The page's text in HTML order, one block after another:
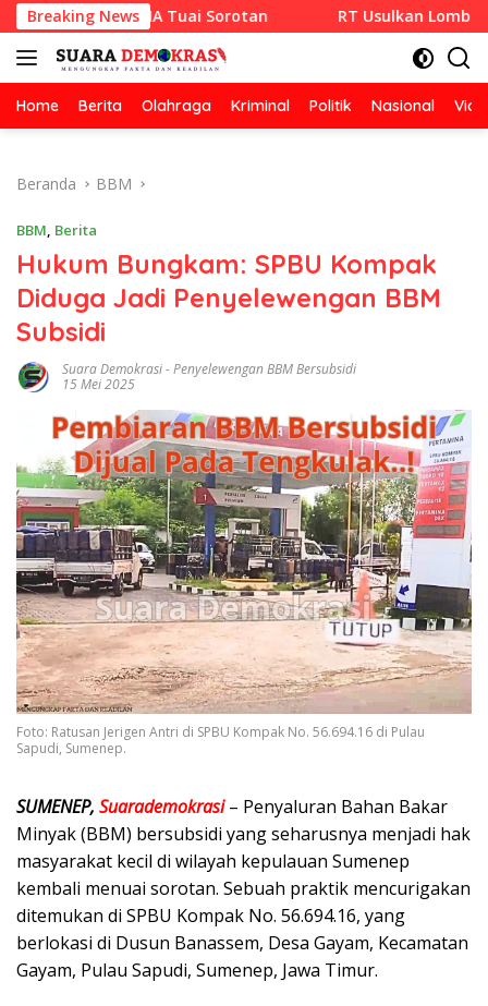
Langsung
ke
konten
Breaking News
SETIA Tuai Sorotan RT Usulkan Lomba
Home Berita Olahraga Kriminal Politik Nasional
Beranda BBM
BBM, Berita
Hukum Bungkam: SPBU Kompak
Diduga Jadi Penyelewengan BBM
Subsidi
Suara Demokrasi-Penyelewengan BBM Bersubsidi
15 Mei 2025
Foto: Ratusan Jerigen Antri di SPBU Kompak No. 56.694.16 di Pulau
Sapudi, Sumenep.
SUMENEP, Suarademokrasi– Penyaluran Bahan Bakar
Minyak (BBM) bersubsidi yang seharusnya menjadi hak
masyarakat kecil di wilayah kepulauan Sumenep
kembali menuai sorotan. Sebuah praktik mencurigakan
ditemukan di SPBU Kompak No. 56.694.16, yang
berlokasi di Dusun Banassem, Desa Gayam, Kecamatan
Gayam, Pulau Sapudi, Sumenep, Jawa Timur.